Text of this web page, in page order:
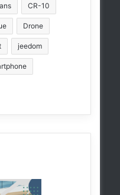
CR-10
Drone
jeedom